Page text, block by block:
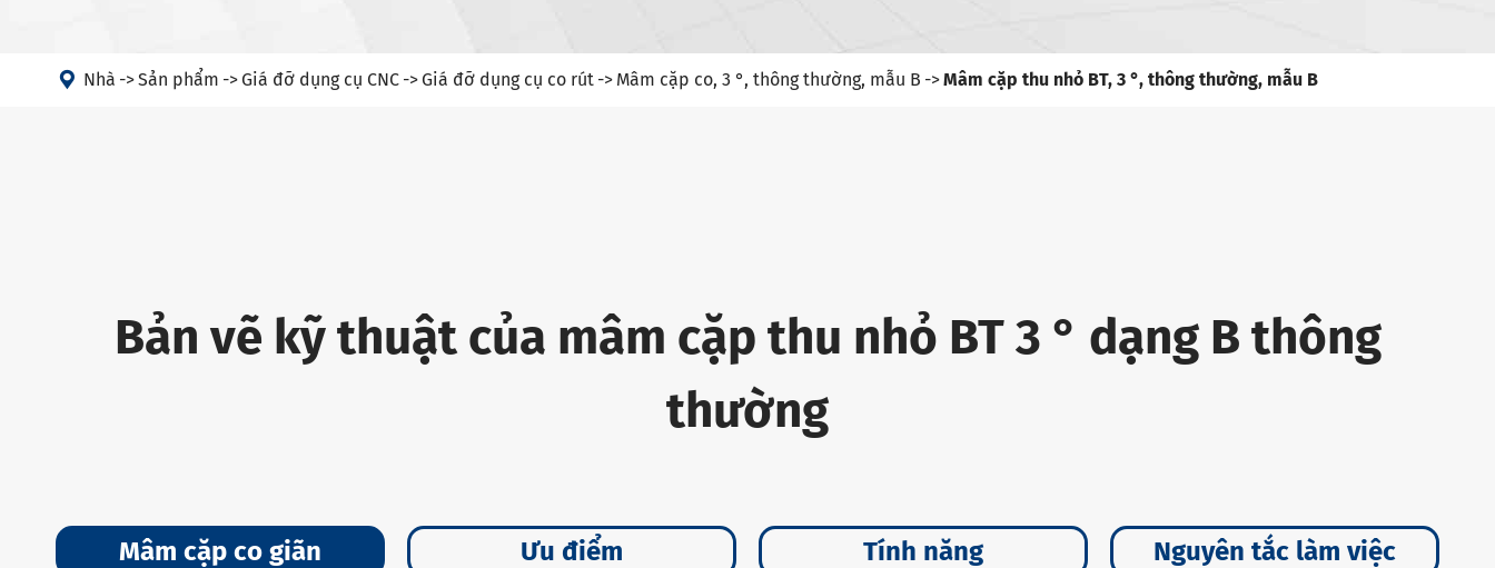
Giá đỡ dụng cụ GOST 25827-93
 Nhà Sản phẩm Giá đỡ dụng cụ CNC Giá đỡ dụng cụ co rút Mâm cặp co, 3 °, thông thường, mẫu B Mâm cặp thu nhỏ BT, 3 °, thông thường, mẫu B
Bản vẽ kỹ thuật của mâm cặp thu nhỏ BT 3 ° dạng B thông
thường
Mâm cặp co giãn Ưu điểm Tính năng Nguyên tắc làm việc